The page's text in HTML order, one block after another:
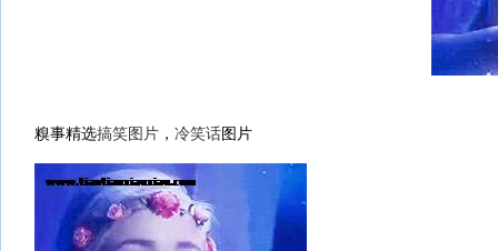
糗事精选搞笑图片 ， 冷笑话图片